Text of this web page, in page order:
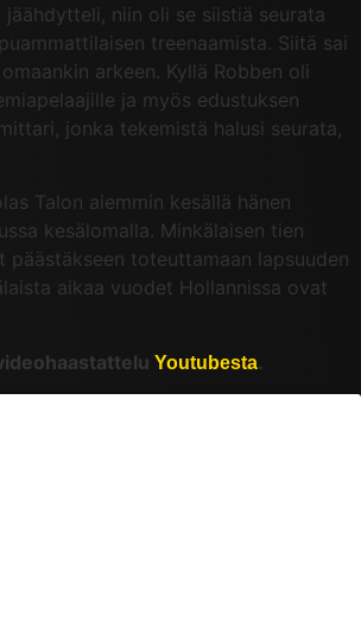
jäähdytteli, niin oli se siistiä seurata
treenaamista. Siitä sai
arkeen. Kyllä Robben oli
ja myös edustuksen
jonka tekemistä halusi seurata,
Talon aiemmin kesällä hänen
kesälomalla. Minkälaisen tien
päästäkseen toteuttamaan lapsuuden
aikaa vuodet Hollannissa ovat
Youtubesta.